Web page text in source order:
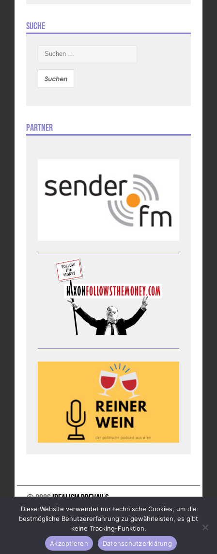
Suche
nach:
Partner
© 2026Idealism Prevails
UNTERSTÜTZE UNS
NEWSLETTER
IMPRESSUM
Diese Website verwendet nur technische Cookies, um die
bestmögliche Benutzererfahrung zu gewährleisten, es gibt
keine Tracking-Funktion.
Akzeptieren
Datenschutzerklärung